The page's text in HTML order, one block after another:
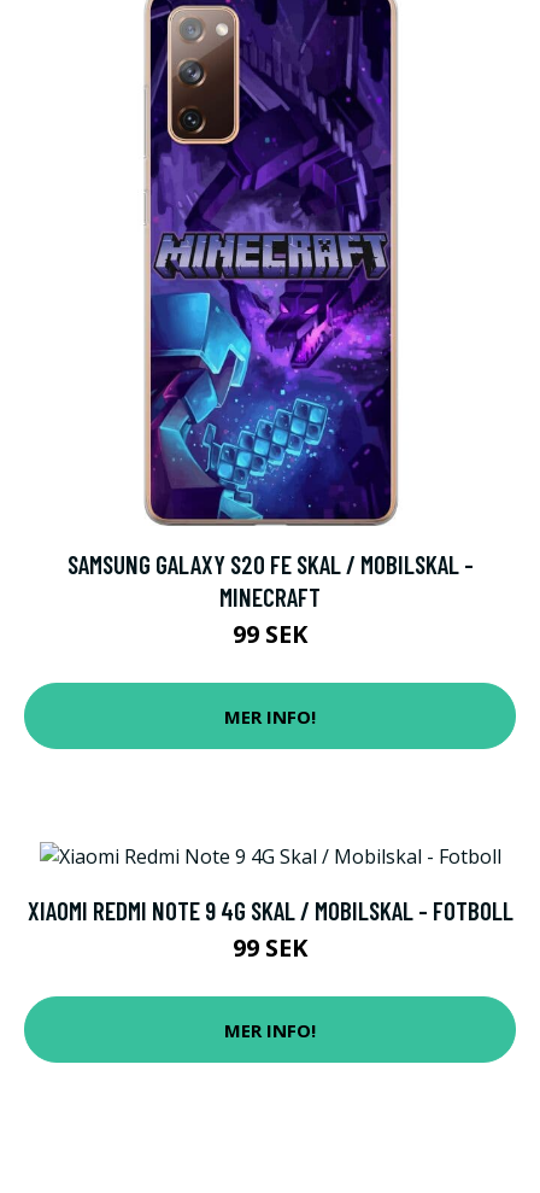
SAMSUNG GALAXY S20 FE SKAL / MOBILSKAL -
MINECRAFT
99 SEK
MER INFO!
XIAOMI REDMI NOTE 9 4G SKAL / MOBILSKAL - FOTBOLL
99 SEK
MER INFO!